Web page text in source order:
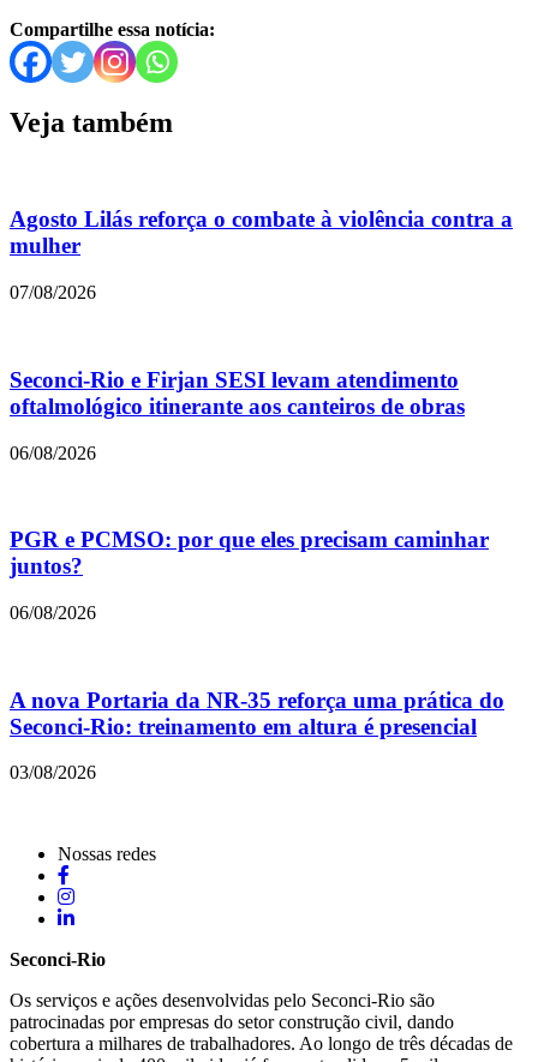
Compartilhe essa notícia:
Veja também
Agosto Lilás reforça o combate à violência contra a
mulher
07/08/2026
Seconci-Rio e Firjan SESI levam atendimento
oftalmológico itinerante aos canteiros de obras
06/08/2026
PGR e PCMSO: por que eles precisam caminhar
juntos?
06/08/2026
A nova Portaria da NR-35 reforça uma prática do
Seconci-Rio: treinamento em altura é presencial
03/08/2026
Nossas redes
Seconci-Rio
Os serviços e ações desenvolvidas pelo Seconci-Rio são
patrocinadas por empresas do setor construção civil, dando
cobertura a milhares de trabalhadores. Ao longo de três décadas de